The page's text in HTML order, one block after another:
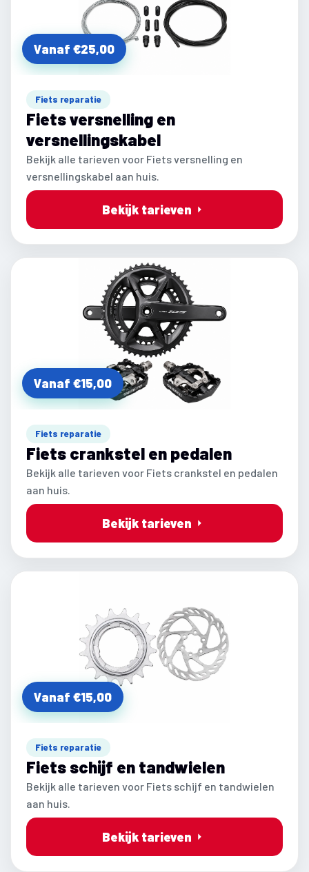
Vanaf €25,00
Fiets reparatie
Fiets versnelling en
versnellingskabel
Bekijk alle tarieven voor Fiets versnelling en
versnellingskabel aan huis.
Bekijk tarieven
Vanaf €15,00
Fiets reparatie
Fiets crankstel en pedalen
Bekijk alle tarieven voor Fiets crankstel en pedalen
aan huis.
Bekijk tarieven
Vanaf €15,00
Fiets reparatie
Fiets schijf en tandwielen
Bekijk alle tarieven voor Fiets schijf en tandwielen
aan huis.
Bekijk tarieven